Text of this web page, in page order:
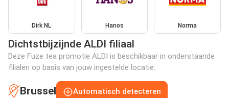
Dirk NL Hanos Norma
Dichtstbijzijnde ALDI filiaal
Deze Fuze tea promotie ALDI is beschikbaar in onderstaande
filialen op basis van jouw ingestelde locatie:
Brussel Automatisch detecteren